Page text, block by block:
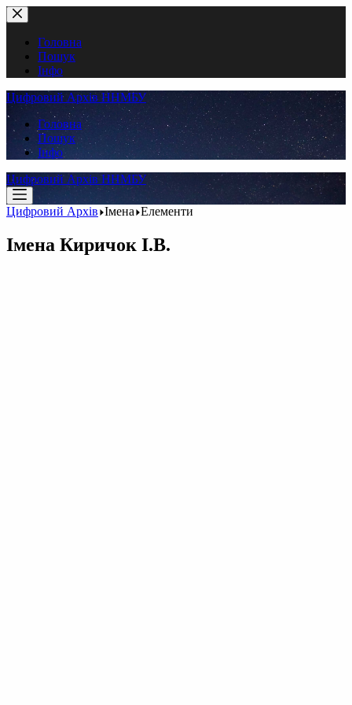
Перейти
до
вмістуГоловна
Пошук
Інфо
Цифровий Архів ННМБУ
Головна
Пошук
Інфо
Цифровий Архів ННМБУ
Цифровий Архів Імена Елементи
Імена Киричок І.В.